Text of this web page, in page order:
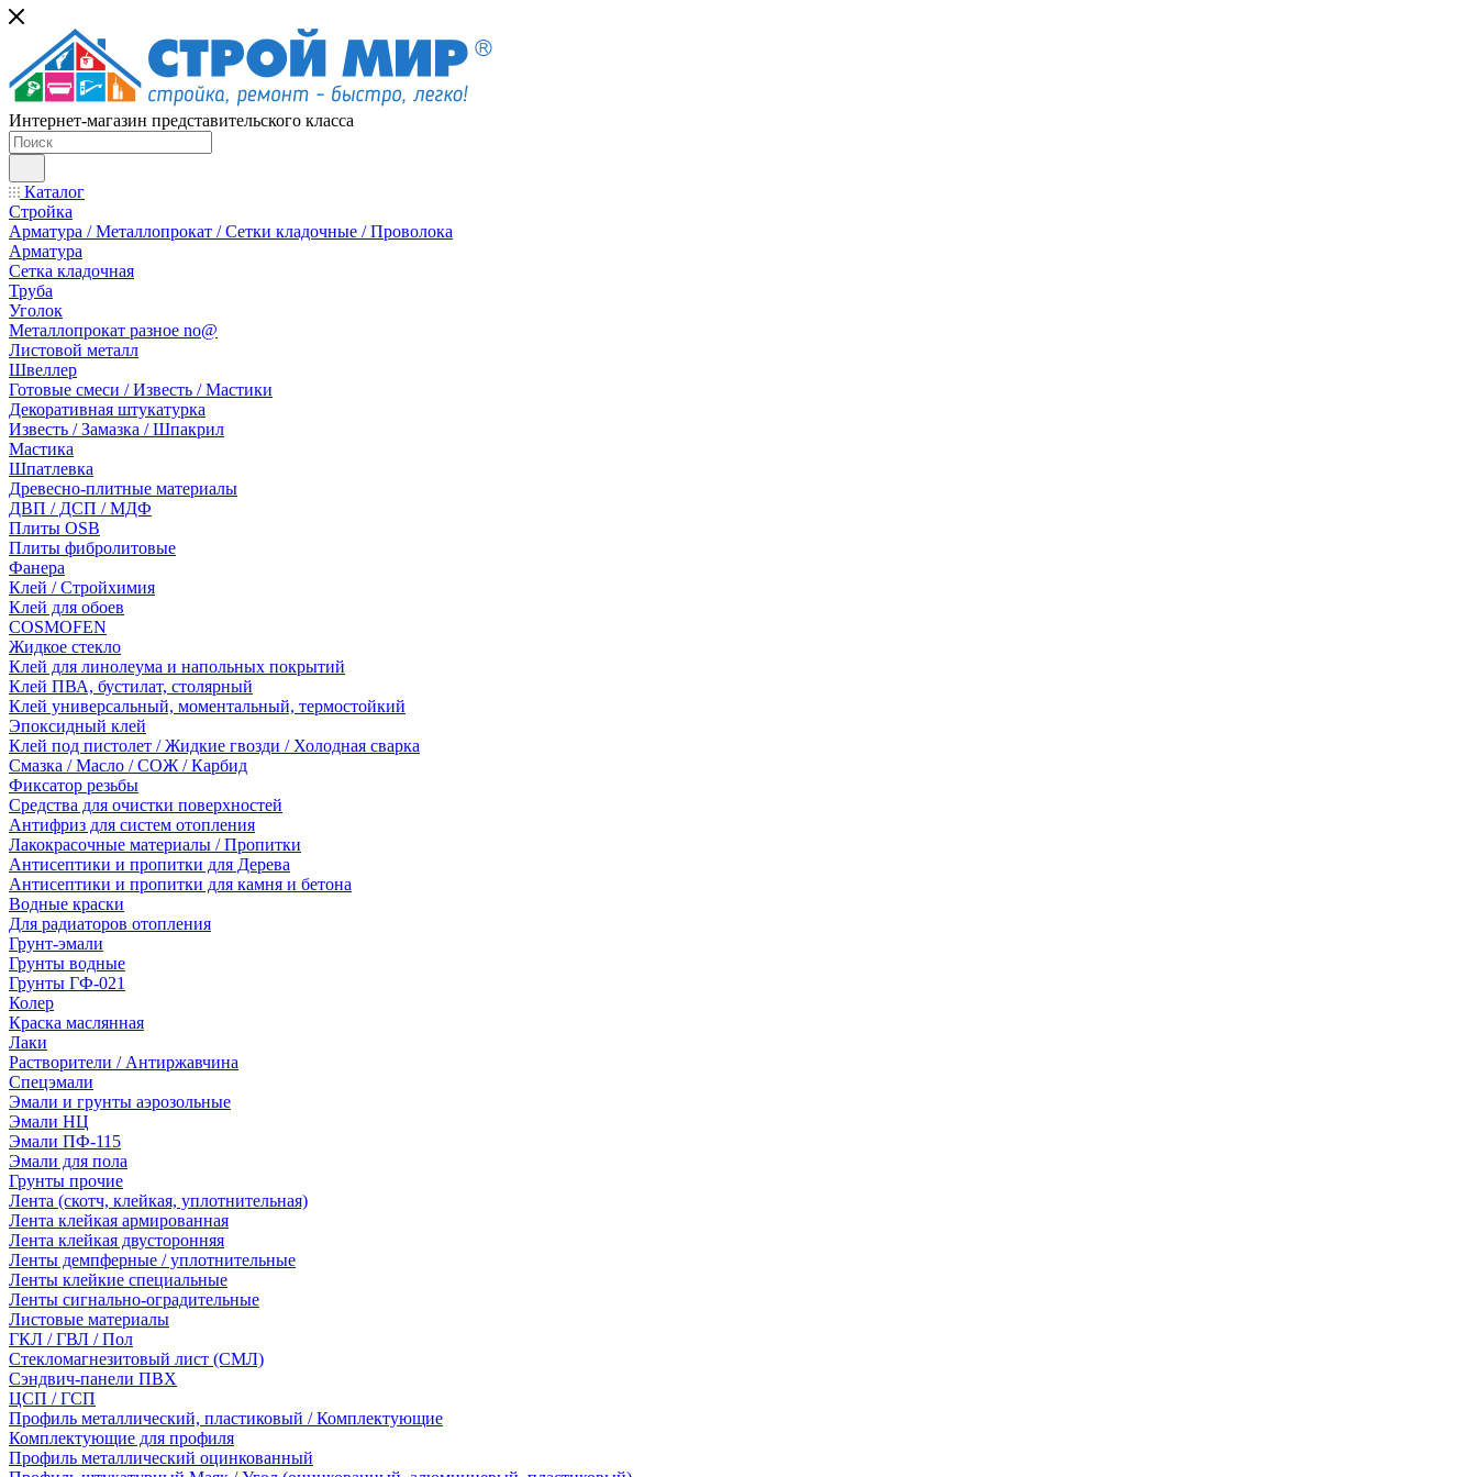
Интернет-магазин представительского класса
Каталог
Стройка
Арматура / Металлопрокат / Сетки кладочные / Проволока
Арматура
Сетка кладочная
Труба
Уголок
Металлопрокат разное no@
Листовой металл
Швеллер
Готовые смеси / Известь / Мастики
Декоративная штукатурка
Известь / Замазка / Шпакрил
Мастика
Шпатлевка
Древесно-плитные материалы
ДВП / ДСП / МДФ
Плиты OSB
Плиты фибролитовые
Фанера
Клей / Стройхимия
Клей для обоев
COSMOFEN
Жидкое стекло
Клей для линолеума и напольных покрытий
Клей ПВА, бустилат, столярный
Клей универсальный, моментальный, термостойкий
Эпоксидный клей
Клей под пистолет / Жидкие гвозди / Холодная сварка
Смазка / Масло / СОЖ / Карбид
Фиксатор резьбы
Средства для очистки поверхностей
Антифриз для систем отопления
Лакокрасочные материалы / Пропитки
Антисептики и пропитки для Дерева
Антисептики и пропитки для камня и бетона
Водные краски
Для радиаторов отопления
Грунт-эмали
Грунты водные
Грунты ГФ-021
Колер
Краска маслянная
Лаки
Растворители / Антиржавчина
Спецэмали
Эмали и грунты аэрозольные
Эмали НЦ
Эмали ПФ-115
Эмали для пола
Грунты прочие
Лента (скотч, клейкая, уплотнительная)
Лента клейкая армированная
Лента клейкая двусторонняя
Ленты демпферные / уплотнительные
Ленты клейкие специальные
Ленты сигнально-оградительные
Листовые материалы
ГКЛ / ГВЛ / Пол
Стекломагнезитовый лист (СМЛ)
Сэндвич-панели ПВХ
ЦСП / ГСП
Профиль металлический, пластиковый / Комплектующие
Комплектующие для профиля
Профиль металлический оцинкованный